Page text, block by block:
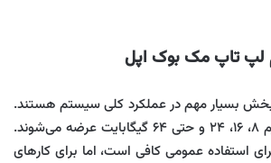
لپ تاپ مک بوک اپل
بسیار مهم در عملکرد کلی سیستم هستند.
مدل‌های مک بوک با رم ۸، ۱۶، ۲۴ و حتی ۶۴ گیگابایت عرضه می‌شوند.
برای استفاده عمومی کافی است، اما برای کارهای